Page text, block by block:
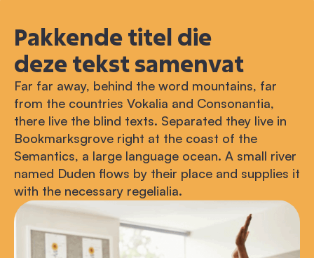
Pakkende titel die
deze tekst samenvat
Far far away, behind the word mountains, far
from the countries Vokalia and Consonantia,
there live the blind texts. Separated they live in
Bookmarksgrove right at the coast of the
Semantics, a large language ocean. A small river
named Duden flows by their place and supplies it
with the necessary regelialia.